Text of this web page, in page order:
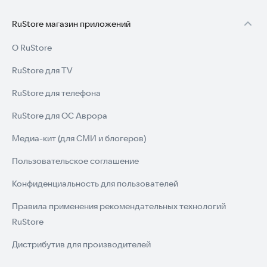
Режимы погони, заданий и многопользовательских
Настройка аватара
Возможность соревноваться с друзьями
Реалистичная 3D-графика
Скачайте игру прямо сейчас и начните свое приключение!
RuStore магазин приложений
О RuStore
RuStore для TV
RuStore для телефона
RuStore для ОС Аврора
Медиа-кит (для СМИ и блогеров)
Пользовательское соглашение
Конфиденциальность для пользователей
Правила применения рекомендательных технологий
RuStore
Дистрибутив для производителей